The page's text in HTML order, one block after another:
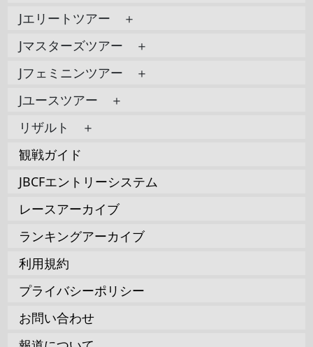
Jエリートツアー ＋
Jマスターズツアー ＋
Jフェミニンツアー ＋
Jユースツアー ＋
リザルト ＋
観戦ガイド
JBCFエントリーシステム
レースアーカイブ
ランキングアーカイブ
利用規約
プライバシーポリシー
お問い合わせ